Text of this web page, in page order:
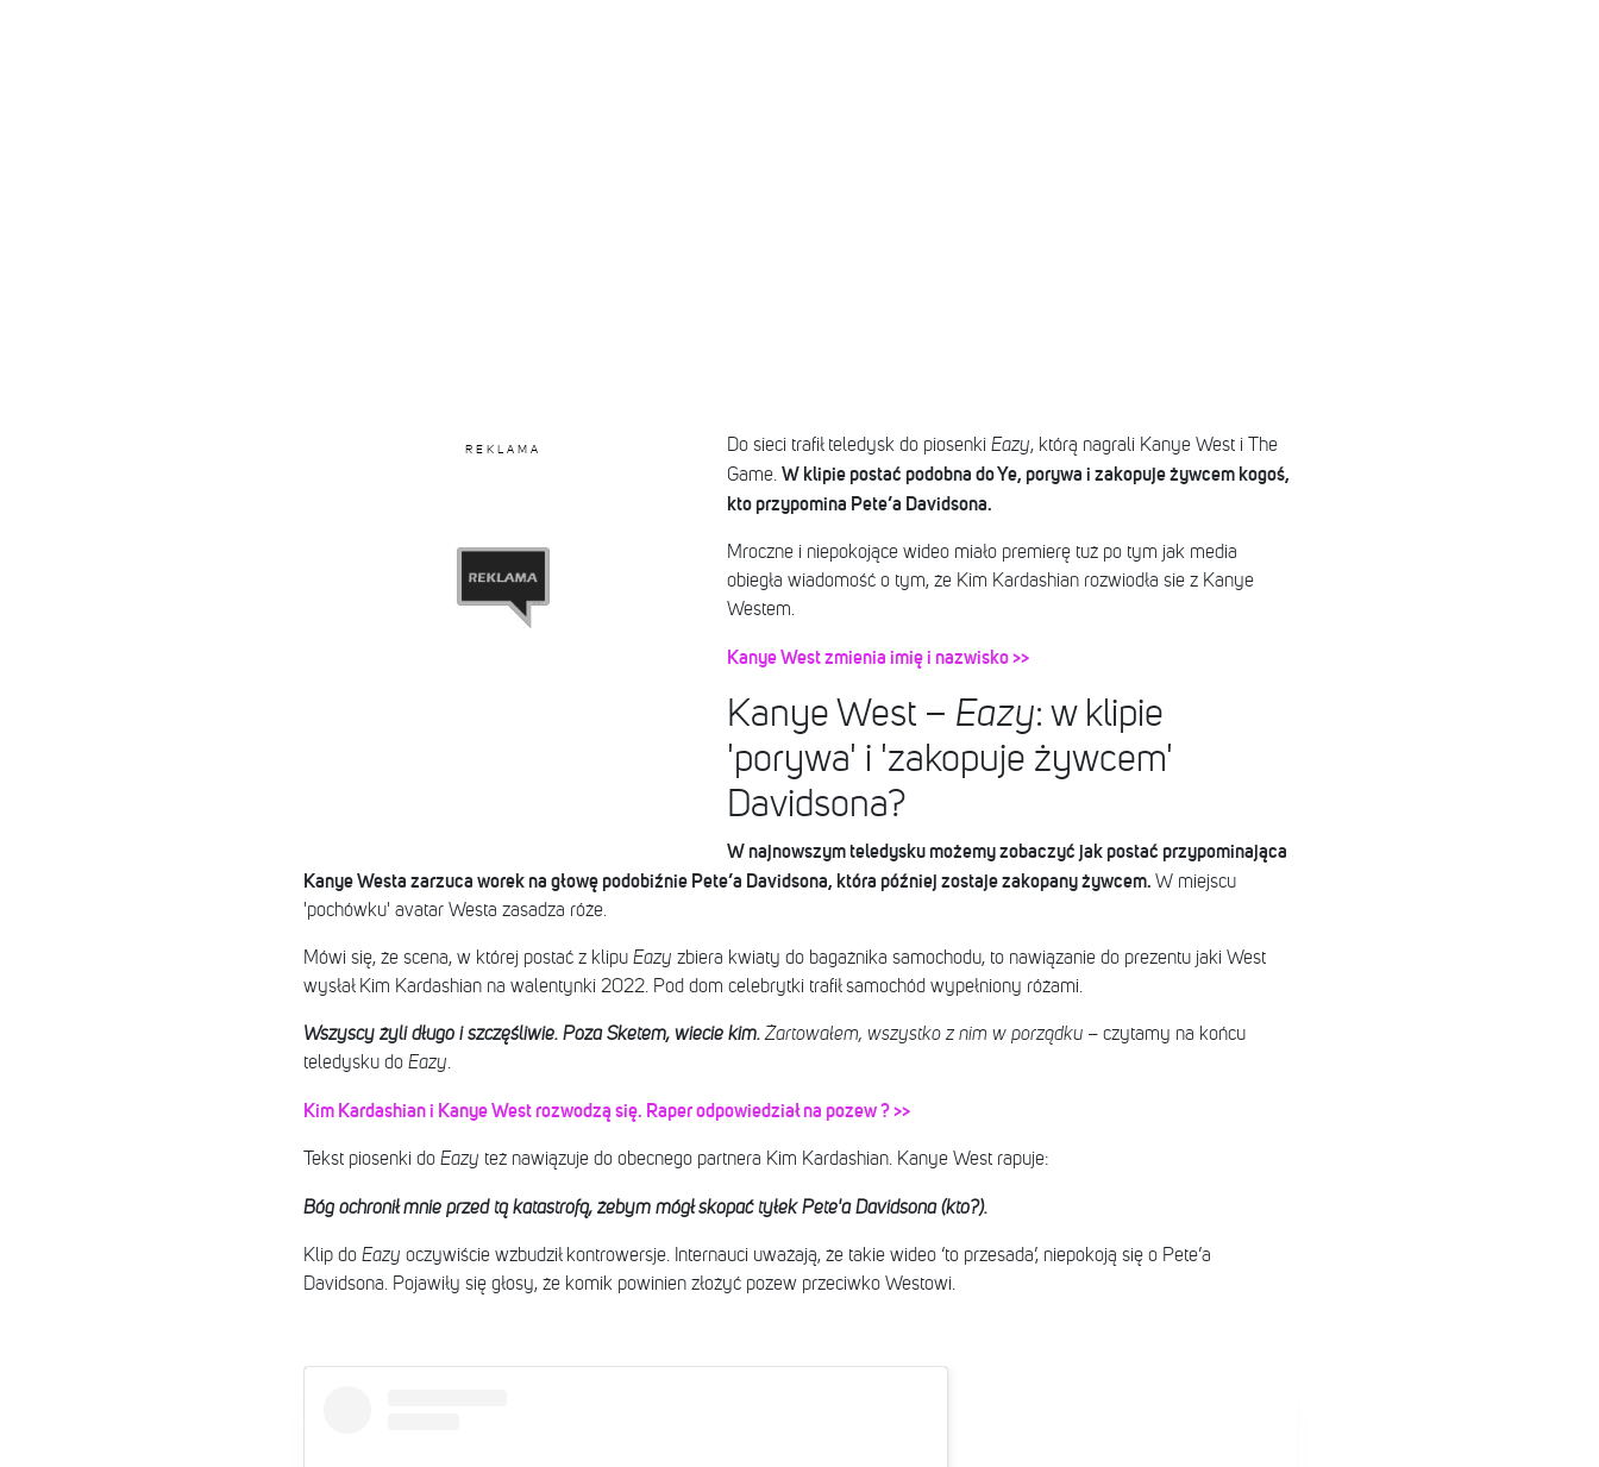
REKLAMA Do sieci trafił teledysk do piosenki Eazy, którą nagrali Kanye West i The
Game. W klipie postać podobna do Ye, porywa i zakopuje żywcem kogoś,
kto przypomina Pete’a Davidsona.
Mroczne i niepokojące wideo miało premierę tuż po tym jak media
obiegła wiadomość o tym, że Kim Kardashian rozwiodła sie z Kanye
Westem.
Kanye West zmienia imię i nazwisko >>
Kanye West – Eazy: w klipie
'porywa' i 'zakopuje żywcem'
Davidsona?
W najnowszym teledysku możemy zobaczyć jak postać przypominająca
Kanye Westa zarzuca worek na głowę podobiźnie Pete’a Davidsona, która później zostaje zakopany żywcem. W miejscu
'pochówku' avatar Westa zasadza róże.
Mówi się, że scena, w której postać z klipu Eazy zbiera kwiaty do bagażnika samochodu, to nawiązanie do prezentu jaki West
wysłał Kim Kardashian na walentynki 2022. Pod dom celebrytki trafił samochód wypełniony różami.
Wszyscy żyli długo i szczęśliwie. Poza Sketem, wiecie kim.Żartowałem, wszystko z nim w porządku– czytamy na końcu
teledysku do Eazy.
Kim Kardashian i Kanye West rozwodzą się. Raper odpowiedział na pozew ? >>
Tekst piosenki do Eazy też nawiązuje do obecnego partnera Kim Kardashian. Kanye West rapuje:
Bóg ochronił mnie przed tą katastrofą, żebym mógł skopać tyłek Pete'a Davidsona (kto?).
Klip do Eazy oczywiście wzbudził kontrowersje. Internauci uważają, że takie wideo ‘to przesada’, niepokoją się o Pete’a
Davidsona. Pojawiły się głosy, że komik powinien złożyć pozew przeciwko Westowi.